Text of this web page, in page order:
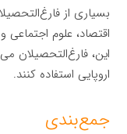
بسیاری از
اقتصاد، علوم
این، فارغ‌التحصیلان
اروپایی استفاده کنند.
جمع‌بندی